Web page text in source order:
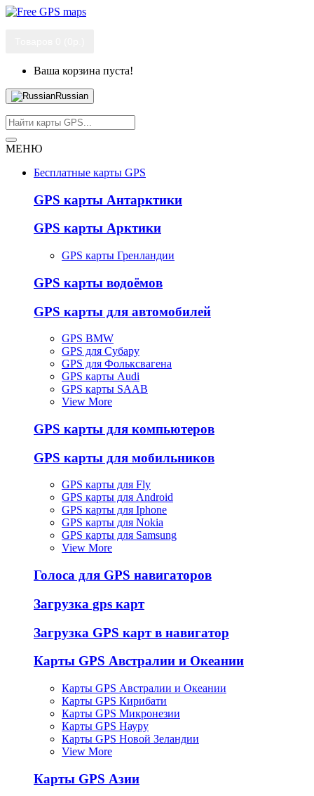
Ваша корзина пуста!
Russian
МЕНЮ
Бесплатные карты GPS
GPS карты Антарктики
GPS карты Арктики
GPS карты Гренландии
GPS карты водоёмов
GPS карты для автомобилей
GPS BMW
GPS для Субару
GPS для Фольксвагена
GPS карты Audi
GPS карты SAAB
View More
GPS карты для компьютеров
GPS карты для мобильников
GPS карты для Fly
GPS карты для Android
GPS карты для Iphone
GPS карты для Nokia
GPS карты для Samsung
View More
Голоса для GPS навигаторов
Загрузка gps карт
Загрузка GPS карт в навигатор
Карты GPS Австралии и Океании
Карты GPS Австралии и Океании
Карты GPS Кирибати
Карты GPS Микронезии
Карты GPS Науру
Карты GPS Новой Зеландии
View More
Карты GPS Азии